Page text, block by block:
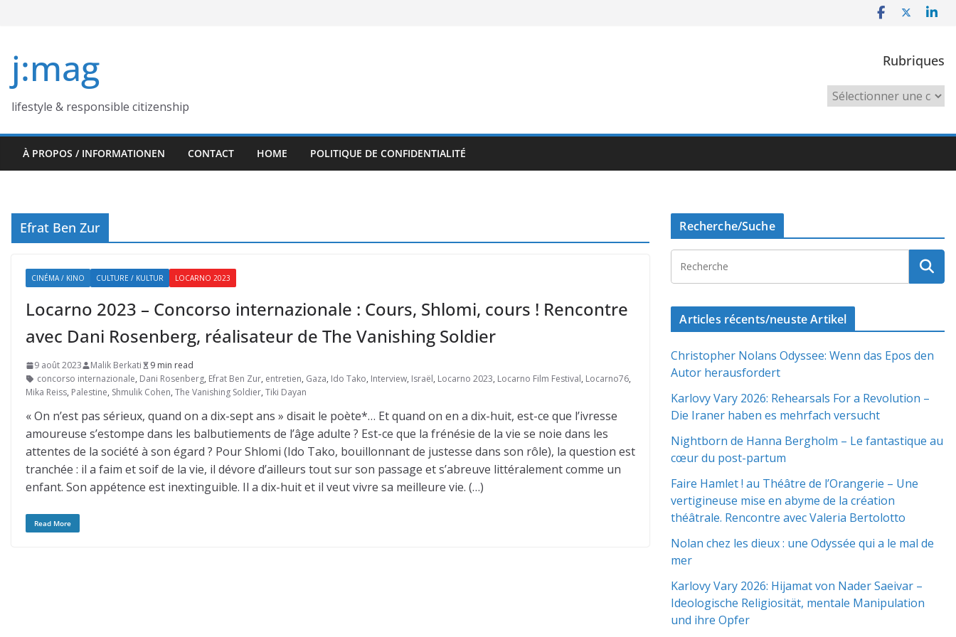
j:mag
lifestyle & responsible citizenship
Rubriques
Rubriques
À PROPOS / INFORMATIONEN CONTACT HOME POLITIQUE DE CONFIDENTIALITÉ
Efrat Ben Zur
CINÉMA / KINO CULTURE / KULTUR LOCARNO 2023
Locarno 2023 – Concorso internazionale : Cours, Shlomi, cours ! Rencontre
avec Dani Rosenberg, réalisateur de The Vanishing Soldier
9 août 2023 Malik Berkati
9 min read
concorso internazionale, Dani Rosenberg, Efrat Ben Zur, entretien, Gaza, Ido Tako, Interview, Israël, Locarno 2023, Locarno Film Festival, Locarno76,
Mika Reiss, Palestine, Shmulik Cohen, The Vanishing Soldier, Tiki Dayan
« On n’est pas sérieux, quand on a dix-sept ans » disait le poète*… Et quand on en a dix-huit, est-ce que l’ivresse
amoureuse s’estompe dans les balbutiements de l’âge adulte ? Est-ce que la frénésie de la vie se noie dans les
attentes de la société à son égard ? Pour Shlomi (Ido Tako, bouillonnant de justesse dans son rôle), la question est
tranchée : il a faim et soif de la vie, il dévore d’ailleurs tout sur son passage et s’abreuve littéralement comme un
enfant. Son appétence est inextinguible. Il a dix-huit et il veut vivre sa meilleure vie. (…)
Read More
Recherche/Suche
Articles récents/neuste Artikel
Christopher Nolans Odyssee: Wenn das Epos den
Autor herausfordert
Karlovy Vary 2026: Rehearsals For a Revolution –
Die Iraner haben es mehrfach versucht
Nightborn de Hanna Bergholm – Le fantastique au
cœur du post-partum
Faire Hamlet ! au Théâtre de l’Orangerie – Une
vertigineuse mise en abyme de la création
théâtrale. Rencontre avec Valeria Bertolotto
Nolan chez les dieux : une Odyssée qui a le mal de
mer
Karlovy Vary 2026: Hijamat von Nader Saeivar​​ –
Ideologische Religiosität, mentale Manipulation
und ihre Opfer